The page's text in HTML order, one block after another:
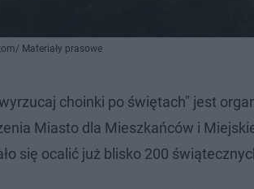
Materiały prasowe
choinki po świętach" jest
Miasto dla Mieszkańców i
się ocalić już blisko 200